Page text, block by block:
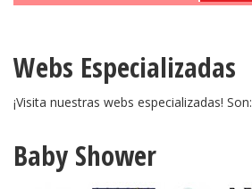
Webs Especializadas
¡Visita nuestras webs especializadas! Son:
Baby Shower